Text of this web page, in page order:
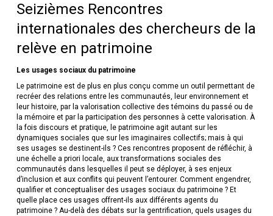
Seizièmes Rencontres
internationales des chercheurs de la
relève en patrimoine
Les usages sociaux du patrimoine
Le patrimoine est de plus en plus conçu comme un outil permettant de
recréer des relations entre les communautés, leur environnement et
leur histoire, par la valorisation collective des témoins du passé ou de
la mémoire et par la participation des personnes à cette valorisation. À
la fois discours et pratique, le patrimoine agit autant sur les
dynamiques sociales que sur les imaginaires collectifs; mais à qui
ses usages se destinent-ils ? Ces rencontres proposent de réfléchir, à
une échelle a priori locale, aux transformations sociales des
communautés dans lesquelles il peut se déployer, à ses enjeux
d’inclusion et aux conflits qui peuvent l’entourer. Comment engendrer,
qualifier et conceptualiser des usages sociaux du patrimoine ? Et
quelle place ces usages offrent-ils aux différents agents du
patrimoine ? Au-delà des débats sur la gentrification, quels usages du